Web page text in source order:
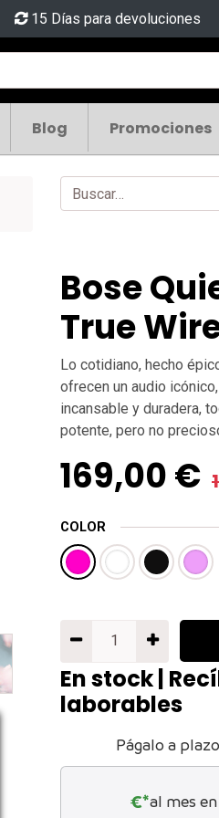
15 Días para devoluciones
Blog Promociones
Bose
True
Lo cotidiano, hecho
ofrecen un audio
incansable y duradera,
potente, pero no
169,00€
COLOR
En stock |
laborables
Págalo a
€*al mes en